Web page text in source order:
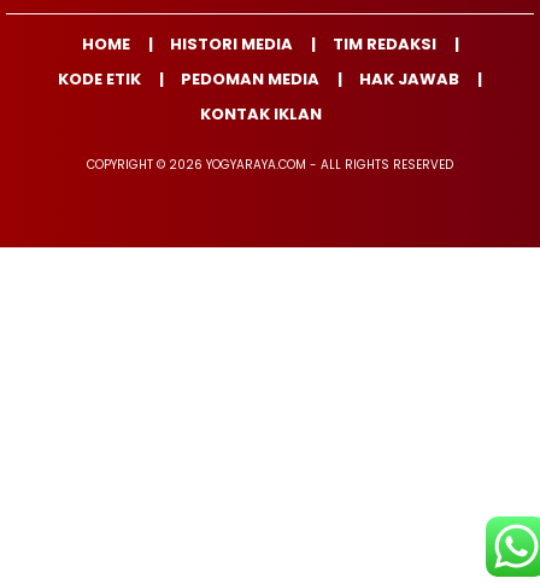
HOME HISTORI MEDIA
TIM REDAKSI
KODE ETIK
PEDOMAN MEDIA
HAK JAWAB
KONTAK IKLAN
COPYRIGHT © 2026 YOGYARAYA.COM - ALL RIGHTS RESERVED